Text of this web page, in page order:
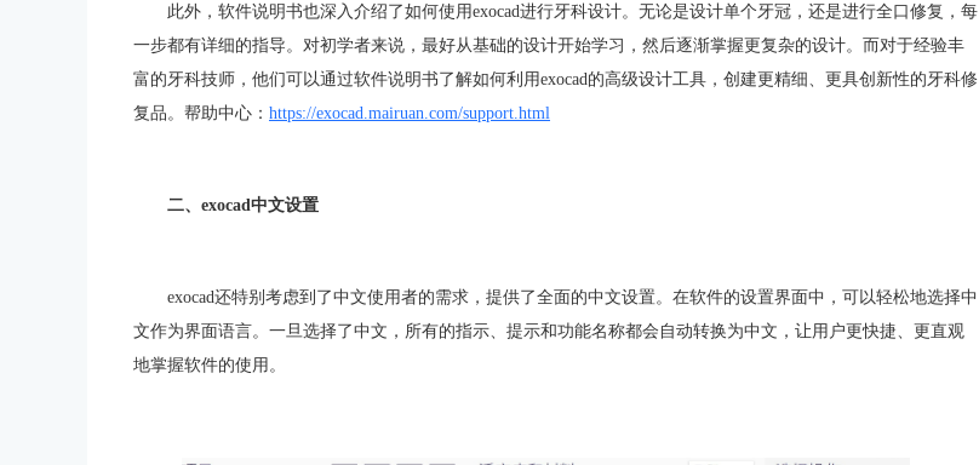
此外，软件说明书也深入介绍了如何使用exocad进行牙科设计。无论是设计单个牙冠，还是进行全口修复，每
一步都有详细的指导。对初学者来说，最好从基础的设计开始学习，然后逐渐掌握更复杂的设计。而对于经验丰
富的牙科技师，他们可以通过软件说明书了解如何利用exocad的高级设计工具，创建更精细、更具创新性的牙科修
复品。 帮助中心： https://exocad.mairuan.com/support.html
二、exocad中文设置
exocad还特别考虑到了中文使用者的需求，提供了全面的中文设置。在软件的设置界面中，可以轻松地选择中
文作为界面语言。一旦选择了中文，所有的指示、提示和功能名称都会自动转换为中文，让用户更快捷、更直观
地掌握软件的使用。